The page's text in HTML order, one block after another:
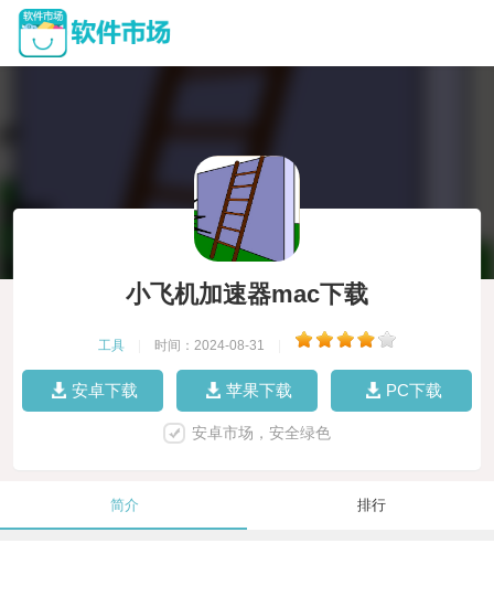
小飞机加速器mac下载
工具 时间：2024-08-31
安卓下载 苹果下载 PC下载
安卓市场，安全绿色
简介 排行